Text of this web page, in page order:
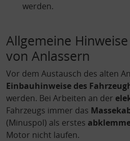
werden.
Allgemeine
von Anlassern
Vor dem Austausch des alten
Einbauhinweise des
werden. Bei Arbeiten an der
Fahrzeugs immer das
(Minuspol) als erstes
Motor nicht laufen.